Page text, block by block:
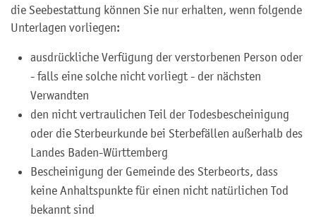
die Seebestattung können Sie nur erhalten, wenn folgende
Unterlagen vorliegen:
ausdrückliche Verfügung der verstorbenen Person oder
- falls eine solche nicht vorliegt - der nächsten
Verwandten
den nicht vertraulichen Teil der Todesbescheinigung
oder die Sterbeurkunde bei Sterbefällen außerhalb des
Landes Baden-Württemberg
Bescheinigung der Gemeinde des Sterbeorts, dass
keine Anhaltspunkte für einen nicht natürlichen Tod
bekannt sind